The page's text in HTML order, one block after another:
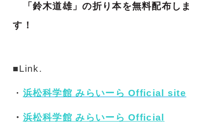
「鈴木道雄」の折り本を無料配布しま
す！
■Link.
・ 浜松科学館 みらいーら Official site
・ 浜松科学館 みらいーら Official